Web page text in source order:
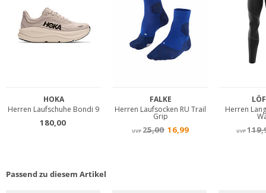
Passend zu diesem Artikel